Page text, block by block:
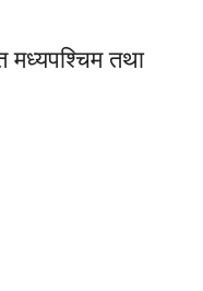
मध्यपश्चिम तथा